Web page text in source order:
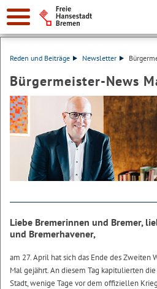
Suche:
Reden und Beiträge Newsletter
Bürgermeister-News
Liebe Bremerinnen und Bremer,
und Bremerhavener,
am 27. April hat sich das Ende des Zweiten
Mal gejährt. An diesem Tag kapitulierten
Stadt, wenige Tage vor dem offiziellen